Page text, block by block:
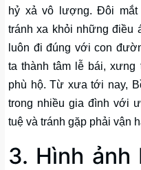
hỷ xả vô lượng. Đôi mắt
tránh xa khỏi những điều
luôn đi đúng với con
ta thành tâm lễ bái,
phù hộ. Từ xưa tới nay,
trong nhiều gia đình với
tuệ và tránh gặp phải vận
3. Hình ảnh